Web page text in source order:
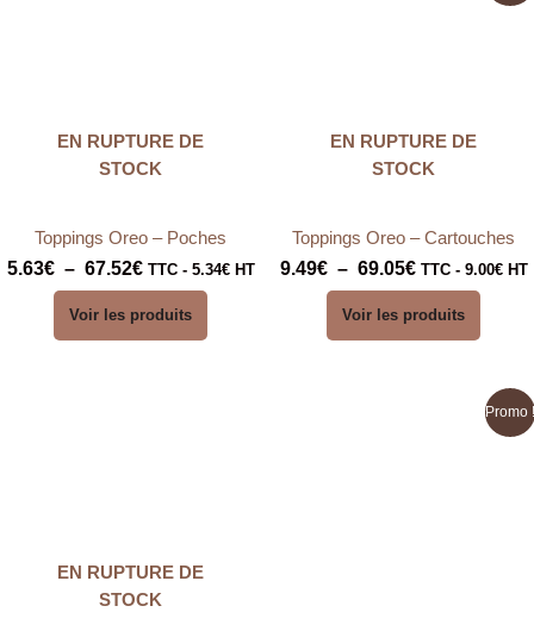
EN RUPTURE DE
STOCK
Toppings Oreo – Poches
5.63€ – 67.52€ TTC - 5.34€HT
Voir les produits
EN RUPTURE DE
STOCK
Toppings Oreo – Cartouches
9.49€ – 69.05€ TTC - 9.00€HT
Voir les produits
EN RUPTURE DE
STOCK
Promo !
Plage